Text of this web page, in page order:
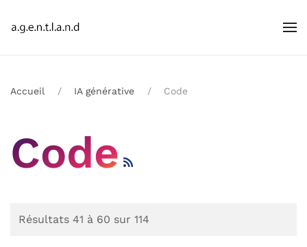
Accueil IA générative Code
Code
Résultats 41 à 60 sur 114